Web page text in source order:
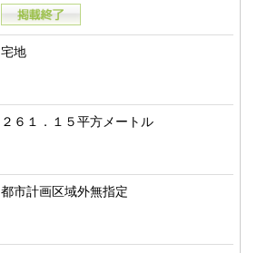
宅地
２６１．１５平方メートル
都市計画区域外無指定